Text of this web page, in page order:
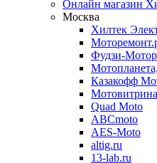
Онлайн магазин
Москва
Хилтек
Фудзи-
Казакофф
Мотовитрина
Quad Moto
ABCmoto
AES-Moto
altig.ru
13-lab.ru